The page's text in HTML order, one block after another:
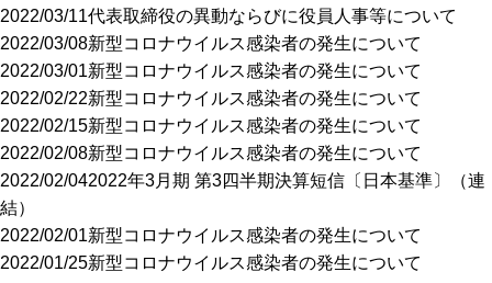
2022/03/11代表取締役の異動ならびに役員人事等について
2022/03/08新型コロナウイルス感染者の発生について
2022/03/01新型コロナウイルス感染者の発生について
2022/02/22新型コロナウイルス感染者の発生について
2022/02/15新型コロナウイルス感染者の発生について
2022/02/08新型コロナウイルス感染者の発生について
2022/02/042022年3月期 第3四半期決算短信〔日本基準〕（連
結）
2022/02/01新型コロナウイルス感染者の発生について
2022/01/25新型コロナウイルス感染者の発生について